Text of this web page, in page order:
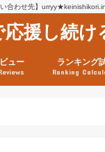
合わせ先】
援し続け
ュー ランキング
Ranking